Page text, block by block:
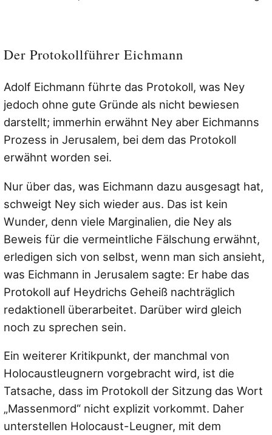
Der Protokollführer Eichmann
Adolf Eichmann führte das Protokoll, was Ney
jedoch ohne gute Gründe als nicht bewiesen
darstellt; immerhin erwähnt Ney aber Eichmanns
Prozess in Jerusalem, bei dem das Protokoll
erwähnt worden sei.
Nur über das, was Eichmann dazu ausgesagt hat,
schweigt Ney sich wieder aus. Das ist kein
Wunder, denn viele Marginalien, die Ney als
Beweis für die vermeintliche Fälschung erwähnt,
erledigen sich von selbst, wenn man sich ansieht,
was Eichmann in Jerusalem sagte: Er habe das
Protokoll auf Heydrichs Geheiß nachträglich
redaktionell überarbeitet. Darüber wird gleich
noch zu sprechen sein.
Ein weiterer Kritikpunkt, der manchmal von
Holocaustleugnern vorgebracht wird, ist die
Tatsache, dass im Protokoll der Sitzung das Wort
„Massenmord“ nicht explizit vorkommt. Daher
unterstellen Holocaust-Leugner, mit dem